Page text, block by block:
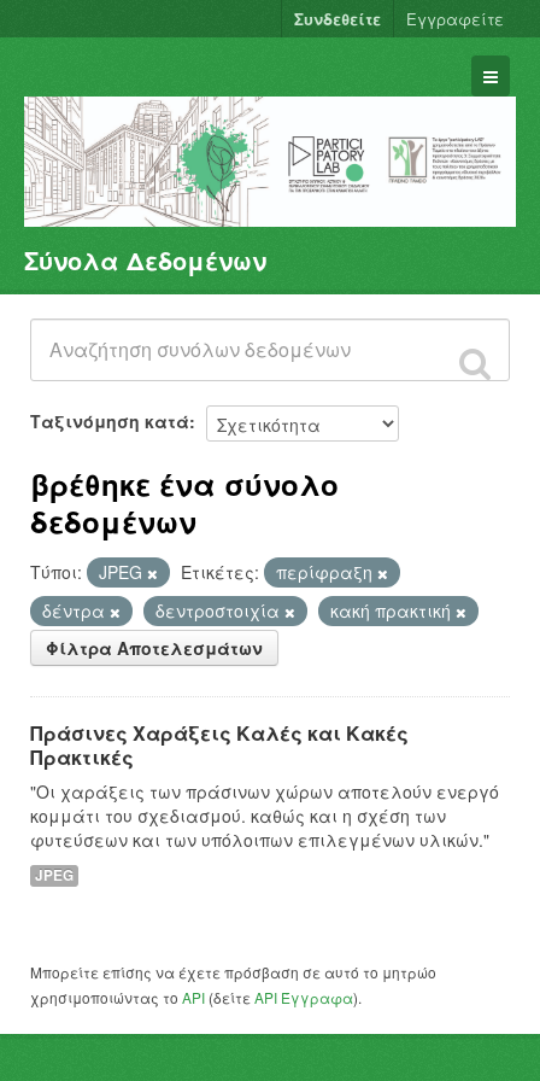
Συνδεθείτε Εγγραφείτε
Σύνολα Δεδομένων
Φορείς
Ομάδες
Σχετικά
Σύνολα Δεδομένων
Ταξινόμηση κατά
βρέθηκε ένα σύνολο
δεδομένων
Τύποι: JPEG Ετικέτες:
περίφραξη
δέντρα
δεντροστοιχία
κακή πρακτική
Φίλτρα Αποτελεσμάτων
Πράσινες Χαράξεις Καλές και Κακές
Πρακτικές
"Οι χαράξεις των πράσινων χώρων αποτελούν ενεργό
κομμάτι του σχεδιασμού. καθώς και η σχέση των
φυτεύσεων και των υπόλοιπων επιλεγμένων υλικών."
JPEG
Μπορείτε επίσης να έχετε πρόσβαση σε αυτό το μητρώο
χρησιμοποιώντας το API (δείτε API Έγγραφα).